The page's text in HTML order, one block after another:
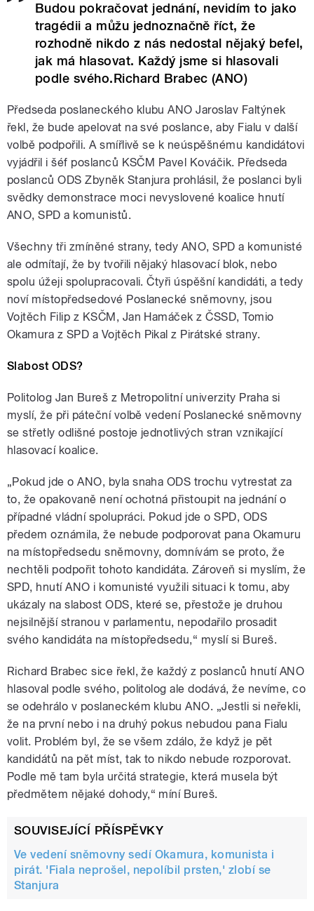
Budou pokračovat jednání, nevidím to jako
tragédii a můžu jednoznačně říct, že
rozhodně nikdo z nás nedostal nějaký befel,
jak má hlasovat. Každý jsme si hlasovali
podle svého.Richard Brabec (ANO)
Předseda poslaneckého klubu ANO Jaroslav Faltýnek
řekl, že bude apelovat na své poslance, aby Fialu v další
volbě podpořili. A smířlivě se k neúspěšnému kandidátovi
vyjádřil i šéf poslanců KSČM Pavel Kováčik. Předseda
poslanců ODS Zbyněk Stanjura prohlásil, že poslanci byli
svědky demonstrace moci nevyslovené koalice hnutí
ANO, SPD a komunistů.
Všechny tři zmíněné strany, tedy ANO, SPD a komunisté
ale odmítají, že by tvořili nějaký hlasovací blok, nebo
spolu úžeji spolupracovali. Čtyři úspěšní kandidáti, a tedy
noví místopředsedové Poslanecké sněmovny, jsou
Vojtěch Filip z KSČM, Jan Hamáček z ČSSD, Tomio
Okamura z SPD a Vojtěch Pikal z Pirátské strany.
Slabost ODS?
Politolog Jan Bureš z Metropolitní univerzity Praha si
myslí, že při páteční volbě vedení Poslanecké sněmovny
se střetly odlišné postoje jednotlivých stran vznikající
hlasovací koalice.
„Pokud jde o ANO, byla snaha ODS trochu vytrestat za
to, že opakovaně není ochotná přistoupit na jednání o
případné vládní spolupráci. Pokud jde o SPD, ODS
předem oznámila, že nebude podporovat pana Okamuru
na místopředsedu sněmovny, domnívám se proto, že
nechtěli podpořit tohoto kandidáta. Zároveň si myslím, že
SPD, hnutí ANO i komunisté využili situaci k tomu, aby
ukázaly na slabost ODS, které se, přestože je druhou
nejsilnější stranou v parlamentu, nepodařilo prosadit
svého kandidáta na místopředsedu,“ myslí si Bureš.
Richard Brabec sice řekl, že každý z poslanců hnutí ANO
hlasoval podle svého, politolog ale dodává, že nevíme, co
se odehrálo v poslaneckém klubu ANO. „Jestli si neřekli,
že na první nebo i na druhý pokus nebudou pana Fialu
volit. Problém byl, že se všem zdálo, že když je pět
kandidátů na pět míst, tak to nikdo nebude rozporovat.
Podle mě tam byla určitá strategie, která musela být
předmětem nějaké dohody,“ míní Bureš.
SOUVISEJÍCÍ PŘÍSPĚVKY
Ve vedení sněmovny sedí Okamura, komunista i
pirát. 'Fiala neprošel, nepolíbil prsten,' zlobí se
Stanjura